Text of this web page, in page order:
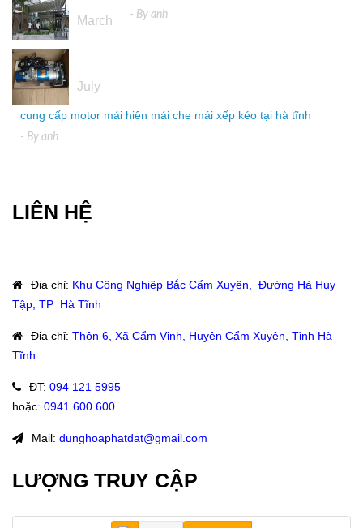
March - By anh
July
cung cấp motor mái hiên mái che mái xếp kéo tại hà tĩnh
- By anh
LIÊN HỆ
Địa chỉ: Khu Công Nghiệp Bắc Cẩm Xuyên, Đường Hà Huy
Tập, TP Hà Tĩnh
Địa chỉ: Thôn 6, Xã Cẩm Vịnh, Huyện Cẩm Xuyên, Tỉnh Hà
Tĩnh
ĐT: 094 121 5995
hoặc: 0941.600.600
Mail: dunghoaphatdat@gmail.com
LƯỢNG TRUY CẬP